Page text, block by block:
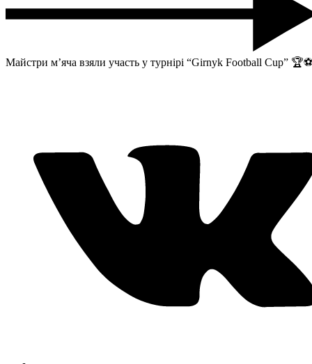
Майстри м’яча взяли участь у турнірі “Girnyk Football Cup”